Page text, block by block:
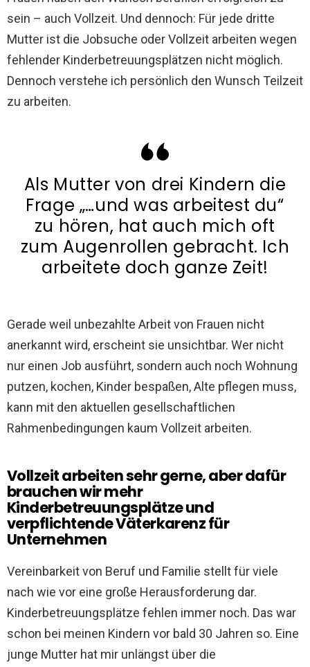
sein – auch Vollzeit. Und dennoch: Für jede dritte
Mutter ist die Jobsuche oder Vollzeit arbeiten wegen
fehlender Kinderbetreuungsplätzen nicht möglich.
Dennoch verstehe ich persönlich den Wunsch Teilzeit
zu arbeiten.
Als Mutter von drei Kindern die
Frage „…und was arbeitest du“
zu hören, hat auch mich oft
zum Augenrollen gebracht. Ich
arbeitete doch ganze Zeit!
Gerade weil unbezahlte Arbeit von Frauen nicht
anerkannt wird, erscheint sie unsichtbar. Wer nicht
nur einen Job ausführt, sondern auch noch Wohnung
putzen, kochen, Kinder bespaßen, Alte pflegen muss,
kann mit den aktuellen gesellschaftlichen
Rahmenbedingungen kaum Vollzeit arbeiten.
Vollzeit arbeiten sehr gerne, aber dafür
brauchen wir mehr
Kinderbetreuungsplätze und
verpflichtende Väterkarenz für
Unternehmen
Vereinbarkeit von Beruf und Familie stellt für viele
nach wie vor eine große Herausforderung dar.
Kinderbetreuungsplätze fehlen immer noch. Das war
schon bei meinen Kindern vor bald 30 Jahren so. Eine
junge Mutter hat mir unlängst über die